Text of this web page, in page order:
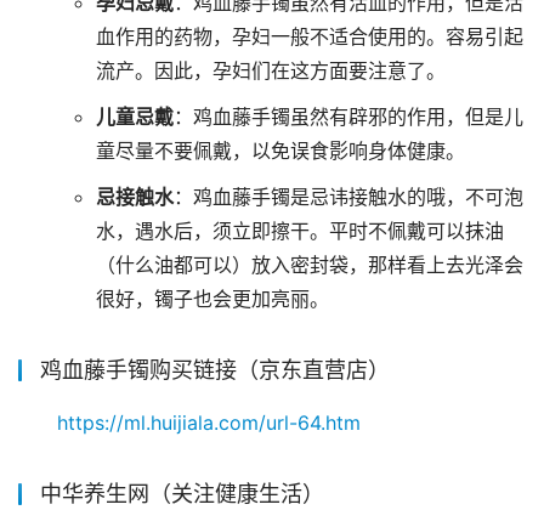
血作用的药物，孕妇一般不适合使用的。容易引起
流产。因此，孕妇们在这方面要注意了。
儿童忌戴：鸡血藤手镯虽然有辟邪的作用，但是儿
童尽量不要佩戴，以免误食影响身体健康。
忌接触水：鸡血藤手镯是忌讳接触水的哦，不可泡
水，遇水后，须立即擦干。平时不佩戴可以抹油
（什么油都可以）放入密封袋，那样看上去光泽会
很好，镯子也会更加亮丽。
鸡血藤手镯购买链接（京东直营店）
https://ml.huijiala.com/url-64.htm
中华养生网（关注健康生活）